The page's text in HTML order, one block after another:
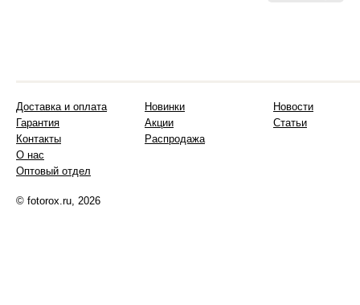
Доставка и оплата
Гарантия
Контакты
О нас
Оптовый отдел
Новинки
Акции
Распродажа
Новости
Статьи
© fotorox.ru, 2026